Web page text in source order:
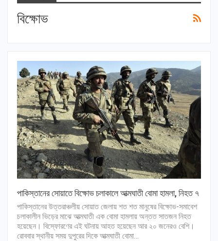
বিক্ষোভ
পাকিস্তানের সোয়াতে বিক্ষোভ চলাকালে আত্মঘাতী বোমা হামলা, নিহত ৭
পাকিস্তানের উত্তরাঞ্চলীয় সোয়াত জেলায় শত শত মানুষের বিক্ষোভ-সমাবেশ
চলাকালীন ভিড়ের মাঝে আত্মঘাতী এক বোমা হামলায় অন্তত সাতজন নিহত
হয়েছেন। বিস্ফোরণের এই ঘটনায় আহত হয়েছেন আর ২০ জনেরও বেশি।
রোববার স্থানীয় সময় দুপুরের দিকে আত্মঘাতী বোমা…